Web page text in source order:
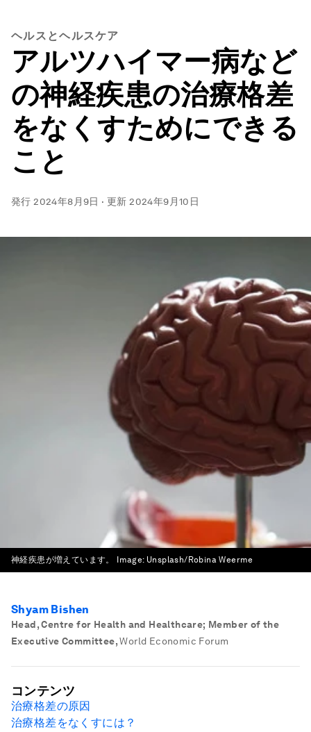
ヘルスとヘルスケア
アルツハイマー病など
の神経疾患の治療格差
をなくすためにできる
こと
発行2024年8月9日 ·更新2024年9月10日
神経疾患が増えています。 Image: Unsplash/Robina Weerme
Shyam Bishen
Head, Centre for Health and Healthcare; Member of the
Executive Committee, World Economic Forum
コンテンツ
治療格差の原因
治療格差をなくすには？